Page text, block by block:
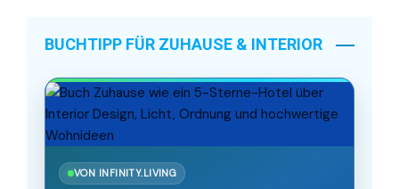
BUCHTIPP FÜR ZUHAUSE & INTERIOR
VON INFINITY.LIVING